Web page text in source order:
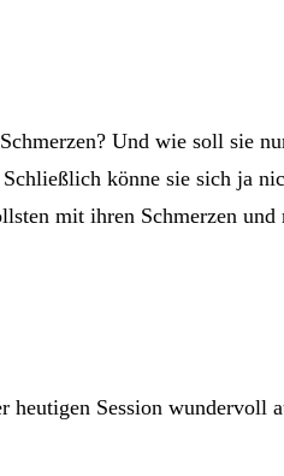
Und wie soll sie
könne sie sich ja
mit ihren Schmerzen und
heutigen Session wundervoll